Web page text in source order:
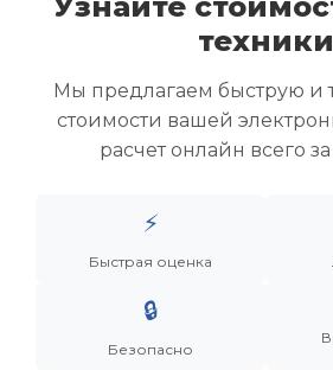
Скупка ноутбуков
Скупка ультрабуков
Скупка рабочих ноутбуков
Скупка старых ноутбуков (б/у)
Скупка внешних жестких дисков
Заказать Смотреть
техники
Мы предлагаем быструю и
стоимости вашей
расчет онлайн всего
⚡
Быстрая оценка
🔒
Безопасно